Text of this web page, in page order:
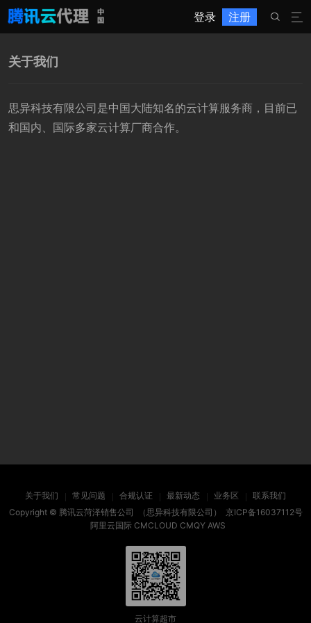
登录 注册 

关于我们
思异科技有限公司是中国大陆知名的云计算服务商，目前已
和国内、国际多家云计算厂商合作。
关于我们 常见问题 合规认证 最新动态 业务区
联系我们
Copyright © 腾讯云菏泽销售公司 （思异科技有限公司） 京ICP备16037112号
阿里云国际 CMCLOUD CMQY AWS
云计算超市